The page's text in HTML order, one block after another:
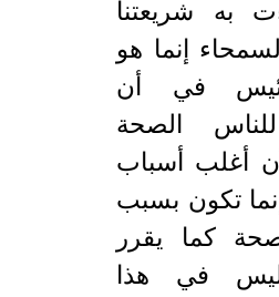
به شريعتنا
إنما هو
في أن
الصحة
أغلب أسباب
تكون بسبب
كما يقرر
ليس في هذا